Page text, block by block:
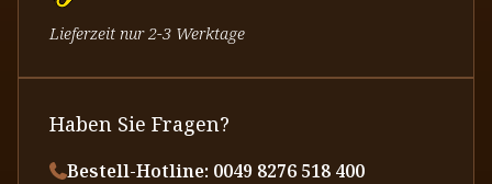
Lieferzeit nur 2-3 Werktage
Haben Sie Fragen?
Bestell-Hotline: 0049 8276 518 400